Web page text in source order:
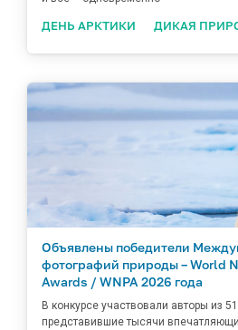
ДЕНЬ АРКТИКИ ДИКАЯ
Объявлены победители
фотографий природы – World
Awards / WNPA 2026 года
В конкурсе участвовали авторы из
представившие тысячи